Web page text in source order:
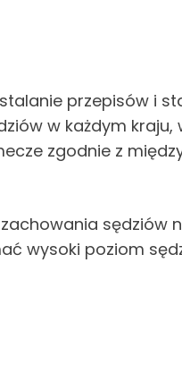
przepisów i
w każdym kraju,
zgodnie z
sędziów
wysoki poziom